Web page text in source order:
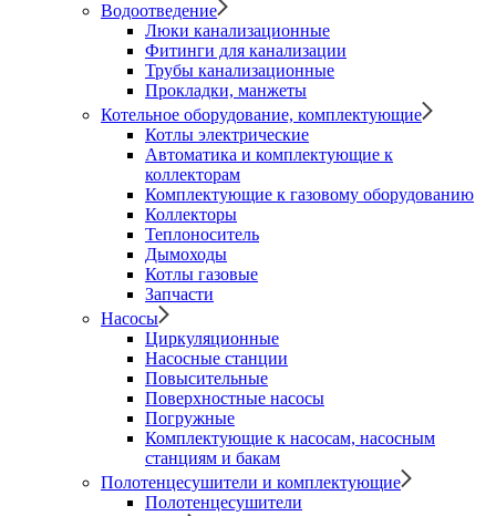
Водоотведение
Люки канализационные
Фитинги для канализации
Трубы канализационные
Прокладки, манжеты
Котельное оборудование, комплектующие
Котлы электрические
Автоматика и комплектующие к
коллекторам
Комплектующие к газовому оборудованию
Коллекторы
Теплоноситель
Дымоходы
Котлы газовые
Запчасти
Насосы
Циркуляционные
Насосные станции
Повысительные
Поверхностные насосы
Погружные
Комплектующие к насосам, насосным
станциям и бакам
Полотенцесушители и комплектующие
Полотенцесушители